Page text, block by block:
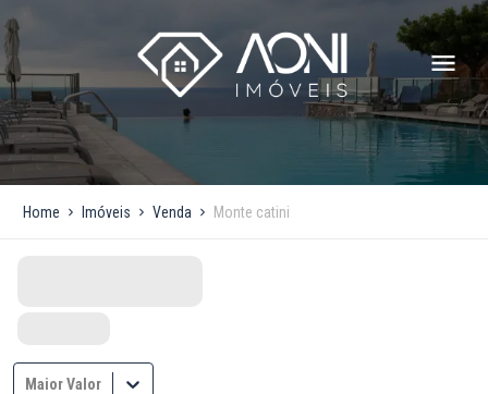
Home Imóveis Venda Monte catini
Maior Valor